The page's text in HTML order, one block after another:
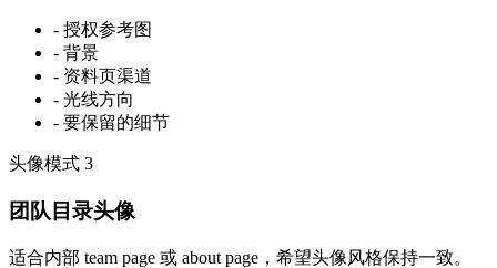
- 授权参考图
- 背景
- 资料页渠道
- 光线方向
- 要保留的细节
头像模式 3
团队目录头像
适合内部 team page 或 about page，希望头像风格保持一致。